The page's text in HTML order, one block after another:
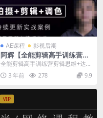
AE课程 影视后期
阿辉【全能剪辑高手训练营】
剪辑思维+达芬奇调色+拍摄技
巧一站教学
全能剪辑高手训练营剪辑思维+达芬
奇调色+拍摄技巧一站教学 本课程
为学员提供一站式...
3 年前 278 9.9
VIP